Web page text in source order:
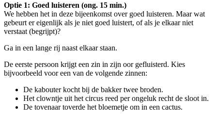
Optie 1: Goed luisteren (ong. 15 min.)
We hebben het in deze bijeenkomst over goed luisteren. Maar wat
gebeurt er eigenlijk als je niet goed luistert, of als je elkaar niet
verstaat (begrijpt)?
Ga in een lange rij naast elkaar staan.
De eerste persoon krijgt een zin in zijn oor gefluisterd. Kies
bijvoorbeeld voor een van de volgende zinnen:
De kabouter kocht bij de bakker twee broden.
Het clowntje uit het circus reed per ongeluk recht de sloot in.
De tovenaar toverde het bloemetje om in een cactus.